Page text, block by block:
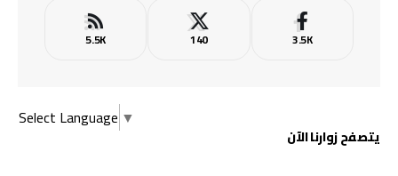
3.5K
140
5.5K
Select Language ▼
يتصفح زوارنا الآن